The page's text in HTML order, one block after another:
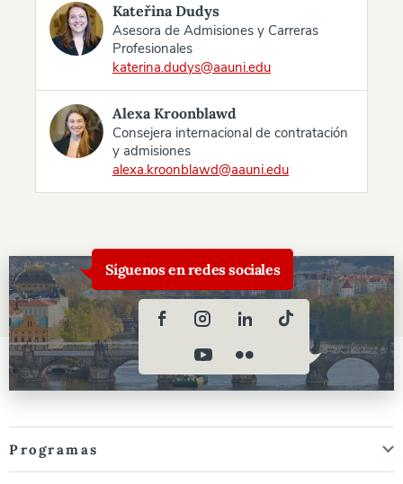
Kateřina Dudys
Asesora de Admisiones y Carreras
Profesionales
katerina.dudys@aauni.edu
Alexa Kroonblawd
Consejera internacional de contratación
y admisiones
alexa.kroonblawd@aauni.edu
Síguenos en redes sociales
Programas